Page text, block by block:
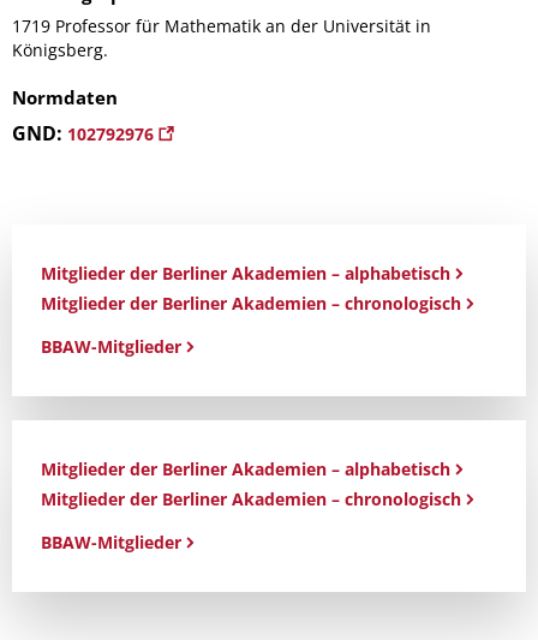
1719 Professor für Mathematik an der Universität in
Königsberg.
Normdaten
GND: 102792976
Mitglieder der Berliner Akademien – alphabetisch
Mitglieder der Berliner Akademien – chronologisch
BBAW-Mitglieder
Mitglieder der Berliner Akademien – alphabetisch
Mitglieder der Berliner Akademien – chronologisch
BBAW-Mitglieder